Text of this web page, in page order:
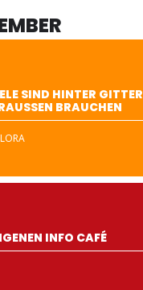
SIND HINTER
BRAUCHEN
INFO CAFÉ